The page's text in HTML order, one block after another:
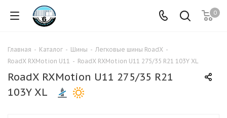
0
Главная - Каталог - Шины - Легковые шины RoadX -
RoadX RXMotion U11 - RoadX RXMotion U11 275/35 R21 103Y XL
RoadX RXMotion U11 275/35 R21
103Y XL